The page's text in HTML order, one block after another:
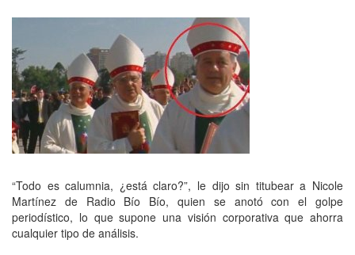
“Todo es calumnia, ¿está claro?”, le dijo sin titubear a Nicole
Martínez de Radio Bío Bío, quien se anotó con el golpe
periodístico, lo que supone una visión corporativa que ahorra
cualquier tipo de análisis.